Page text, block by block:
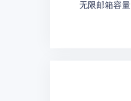
无限邮箱容量